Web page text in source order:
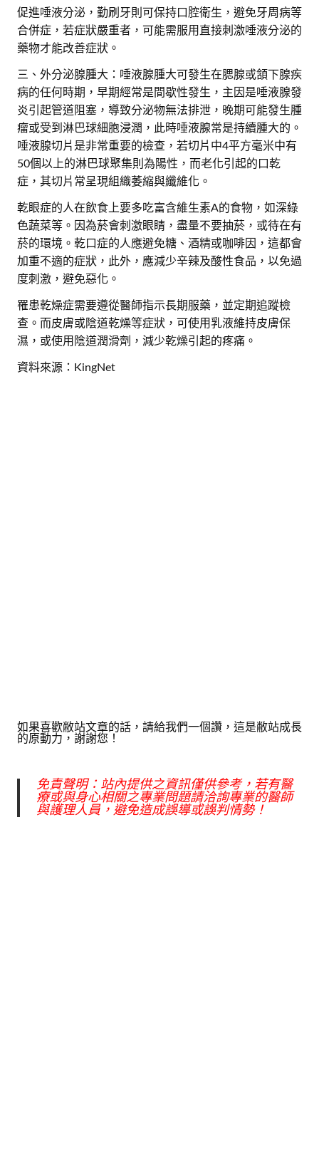
促進唾液分泌，勤刷牙則可保持口腔衛生，避免牙周病等
合併症，若症狀嚴重者，可能需服用直接刺激唾液分泌的
藥物才能改善症狀。
三、外分泌腺腫大：唾液腺腫大可發生在腮腺或頷下腺疾
病的任何時期，早期經常是間歇性發生，主因是唾液腺發
炎引起管道阻塞，導致分泌物無法排泄，晚期可能發生腫
瘤或受到淋巴球細胞浸潤，此時唾液腺常是持續腫大的。
唾液腺切片是非常重要的檢查，若切片中4平方毫米中有
50個以上的淋巴球聚集則為陽性，而老化引起的口乾
症，其切片常呈現組織萎縮與纖維化。
乾眼症的人在飲食上要多吃富含維生素A的食物，如深綠
色蔬菜等。因為菸會刺激眼睛，盡量不要抽菸，或待在有
菸的環境。乾口症的人應避免糖、酒精或咖啡因，這都會
加重不適的症狀，此外，應減少辛辣及酸性食品，以免過
度刺激，避免惡化。
罹患乾燥症需要遵從醫師指示長期服藥，並定期追蹤檢
查。而皮膚或陰道乾燥等症狀，可使用乳液維持皮膚保
濕，或使用陰道潤滑劑，減少乾燥引起的疼痛。
資料來源：KingNet
如果喜歡敝站文章的話，請給我們一個讚，這是敝站成長
的原動力，謝謝您！
免責聲明：站內提供之資訊僅供參考，若有醫
療或與身心相關之專業問題請洽詢專業的醫師
與護理人員，避免造成誤導或誤判情勢！